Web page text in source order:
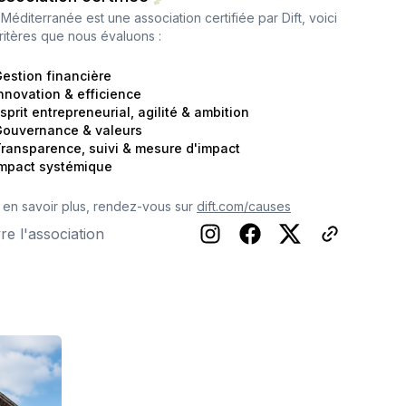
est une association certifiée par Dift, voici
que nous évaluons :
financière
& efficience
entrepreneurial, agilité & ambition
& valeurs
suivi & mesure d'impact
systémique
en savoir plus, rendez-vous sur dift.com/causes
l'association